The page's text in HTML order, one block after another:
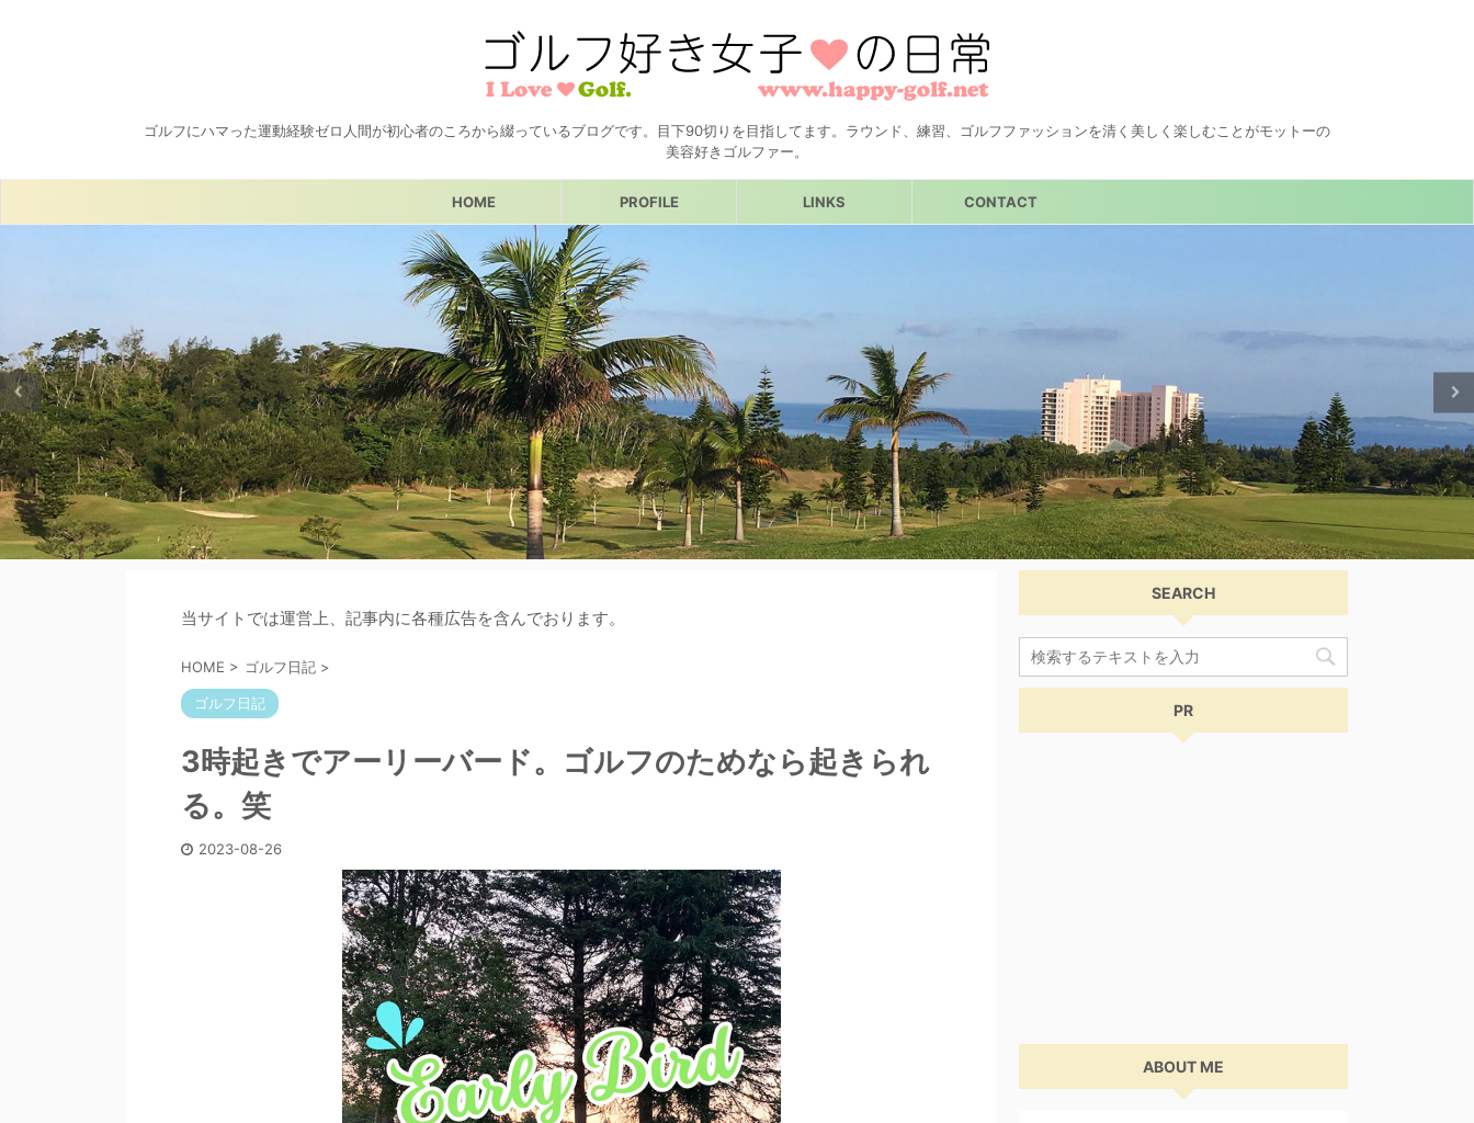
ゴルフにハマった運動経験ゼロ人間が初心者のころから綴っているブログです。目下90切りを目指してます。ラウンド、練習、ゴルフファッションを清く美しく楽しむことがモットーの
美容好きゴルファー。
HOME PROFILE LINKS CONTACT
当サイトでは運営上、記事内に各種広告を含んでおります。
HOME > ゴルフ日記 >
ゴルフ日記
3時起きでアーリーバード。ゴルフのためなら起きられ
る。笑
2023-08-26
SEARCH
PR
ABOUT ME